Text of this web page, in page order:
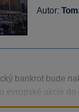
Autor:
bankrot bude
evropské akcie